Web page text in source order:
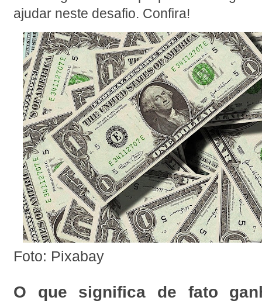
ajudar neste desafio. Confira!
Foto: Pixabay
O que significa de fato